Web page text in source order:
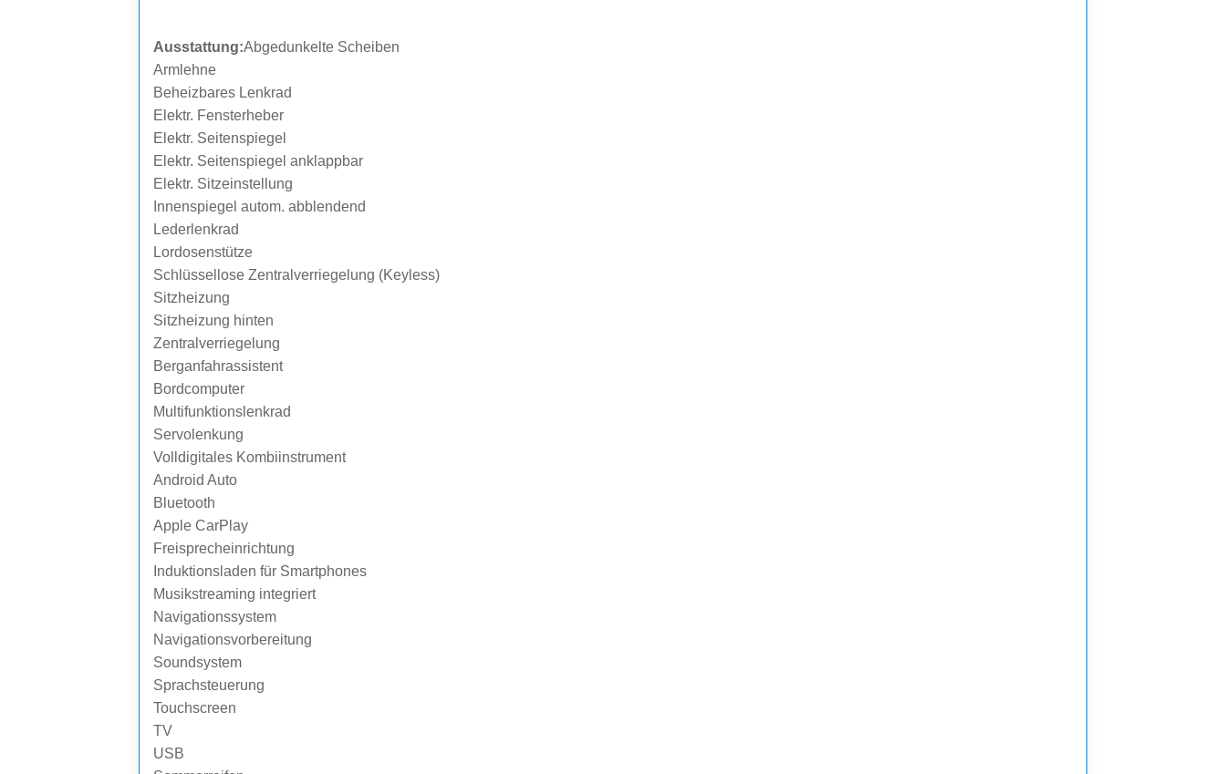
Ausstattung:Abgedunkelte Scheiben
Armlehne
Beheizbares Lenkrad
Elektr. Fensterheber
Elektr. Seitenspiegel
Elektr. Seitenspiegel anklappbar
Elektr. Sitzeinstellung
Innenspiegel autom. abblendend
Lederlenkrad
Lordosenstütze
Schlüssellose Zentralverriegelung (Keyless)
Sitzheizung
Sitzheizung hinten
Zentralverriegelung
Berganfahrassistent
Bordcomputer
Multifunktionslenkrad
Servolenkung
Volldigitales Kombiinstrument
Android Auto
Bluetooth
Apple CarPlay
Freisprecheinrichtung
Induktionsladen für Smartphones
Musikstreaming integriert
Navigationssystem
Navigationsvorbereitung
Soundsystem
Sprachsteuerung
Touchscreen
TV
USB